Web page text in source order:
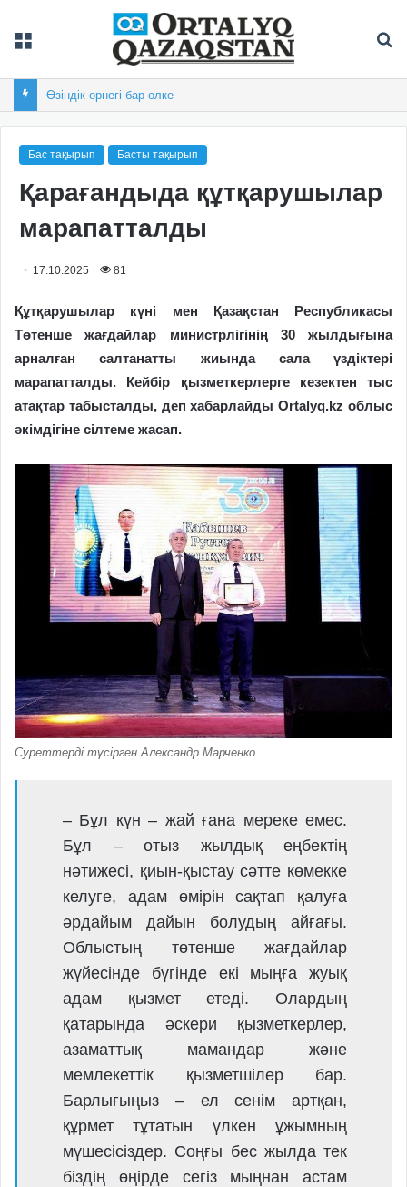
Бас тақырып Басты тақырып
Қарағандыда құтқарушылар
марапатталды
17.10.2025 81
Құтқарушылар күні мен Қазақстан Республикасы
Төтенше жағдайлар министрлігінің 30 жылдығына
арналған салтанатты жиында сала үздіктері
марапатталды. Кейбір қызметкерлерге кезектен тыс
атақтар табысталды, деп хабарлайды Ortalyq.kz облыс
әкімдігіне сілтеме жасап.
Суреттерді түсірген Александр Марченко
– Бұл күн – жай ғана мереке емес.
Бұл – отыз жылдық еңбектің
нәтижесі, қиын-қыстау сәтте көмекке
келуге, адам өмірін сақтап қалуға
әрдайым дайын болудың айғағы.
Облыстың төтенше жағдайлар
жүйесінде бүгінде екі мыңға жуық
адам қызмет етеді. Олардың
қатарында әскери қызметкерлер,
азаматтық мамандар және
мемлекеттік қызметшілер бар.
Барлығыңыз – ел сенім артқан,
құрмет тұтатын үлкен ұжымның
мүшесісіздер. Соңғы бес жылда тек
біздің өңірде сегіз мыңнан астам